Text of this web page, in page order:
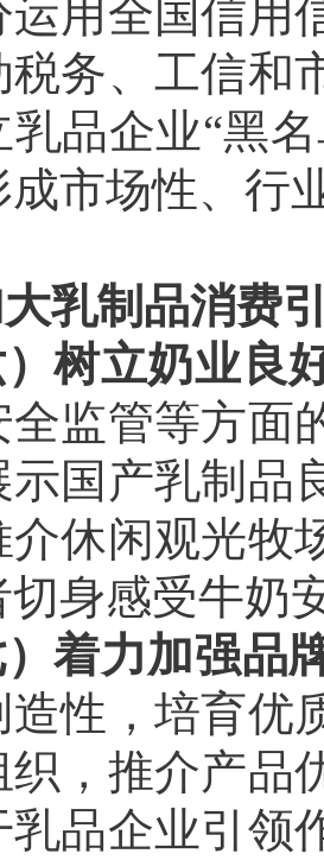
运用全国信用
税务、工信和
乳品企业“黑
成市场性、行
乳制品消费
）树立奶业良
全监管等方面
示国产乳制品
介休闲观光牧
身感受牛奶
）着力加强品
造性，培育优
织，推介产品
乳品企业引领